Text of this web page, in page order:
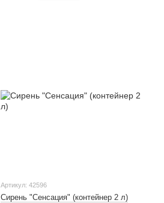
Артикул: 42596
Сирень "Сенсация" (контейнер 2 л)